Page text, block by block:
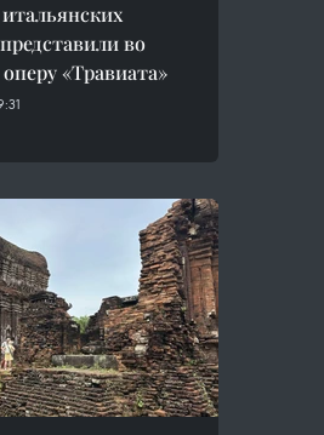
во
«Травиата»